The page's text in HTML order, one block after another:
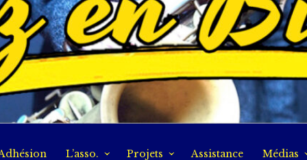
L’asso. Projets Assistance Médias